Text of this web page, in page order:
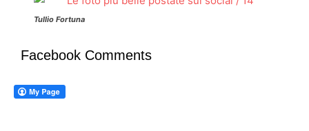
Tullio Fortuna
Facebook Comments